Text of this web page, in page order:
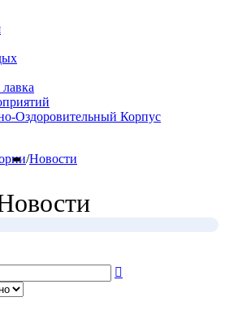
Оздоровительный Корпус
/Новости